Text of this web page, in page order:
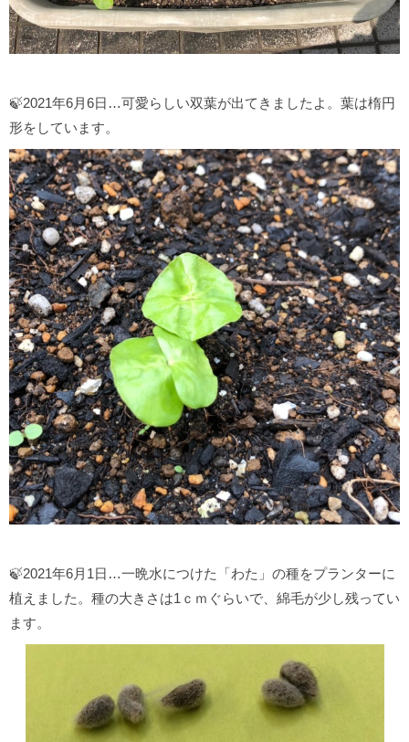
🍃2021年6月6日…可愛らしい双葉が出てきましたよ。葉は楕円
形をしています。
🍃2021年6月1日…一晩水につけた「わた」の種をプランターに
植えました。種の大きさは1ｃｍぐらいで、綿毛が少し残ってい
ます。